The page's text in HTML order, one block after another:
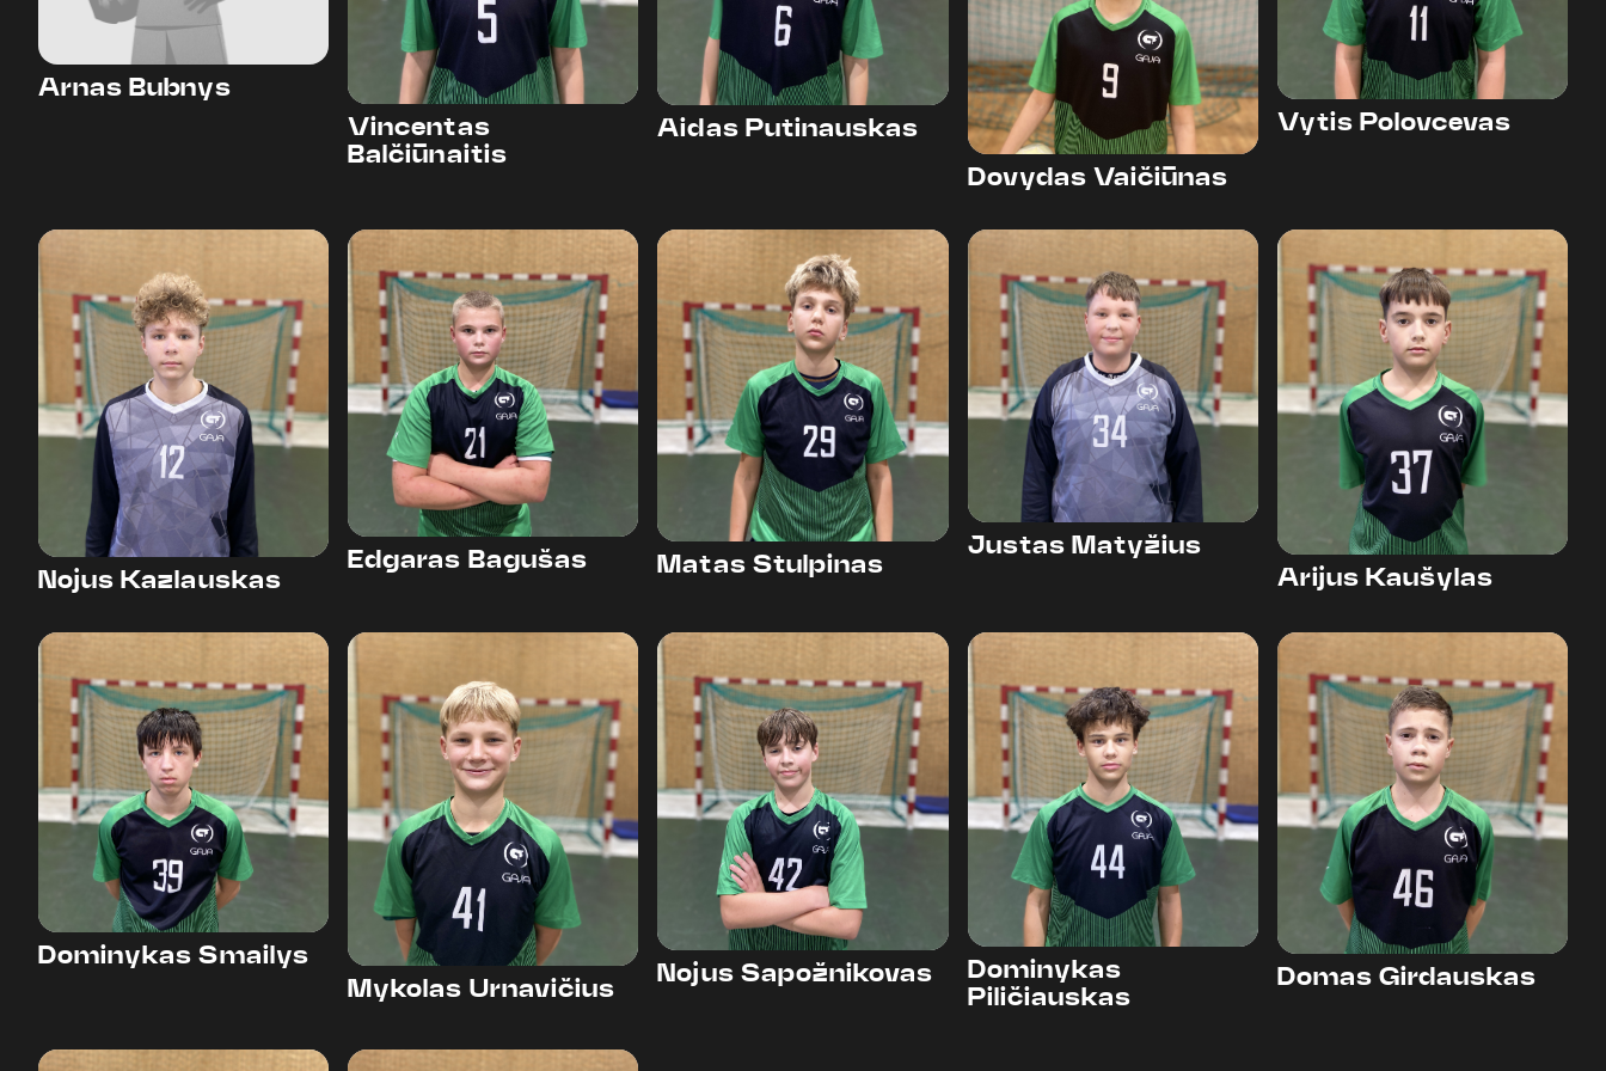
Arnas Bubnys
Vincentas
Balčiūnaitis
Aidas Putinauskas
Dovydas Vaičiūnas
Vytis Polovcevas
Nojus Kazlauskas
Edgaras Bagušas
29
Matas Stulpinas
Justas Matyžius
37
Arijus Kaušylas
Dominykas Smailys
Mykolas Urnavičius
Nojus Sapožnikovas
Dominykas
Piličiauskas
Domas Girdauskas